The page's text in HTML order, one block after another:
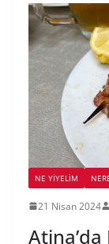
NE YİYELİM
21 Nisan 2024